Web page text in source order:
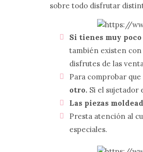
sobre todo disfrutar
Si tienes muy
también existen con
disfrutes de las
Para comprobar
otro. Si el sujetador
Las piezas
Presta atención al
especiales.